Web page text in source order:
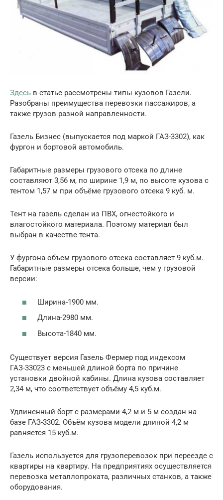
Здесь в статье рассмотрены типы кузовов Газели.
Разобраны преимущества перевозки пассажиров, а
также грузов разной направленности.
Газель Бизнес (выпускается под маркой ГАЗ-3302), как
фургон и бортовой автомобиль.
Габаритные размеры грузового отсека по длине
составляют 3,56 м, по ширине 1,9 м, по высоте кузова с
тентом 1,57 м при объёме грузового отсека 9 куб. м.
Тент на газель сделан из ПВХ, огнестойкого и
влагостойкого материала. Поэтому материал был
выбран в качестве тента.
У фургона объем грузового отсека составляет 9 куб.м.
Габаритные размеры отсека больше, чем у грузовой
версии:
Ширина-1900 мм.
Длина-2980 мм.
Высота-1840 мм.
Существует версия Газель Фермер под индексом
ГАЗ-33023 с меньшей длиной борта по причине
установки двойной кабины. Длина кузова составляет
2,34 м, что соответствует объёму 4,5 куб.м.
Удлиненный борт с размерами 4,2 м и 5 м создан на
базе ГАЗ-3302. Объём кузова модели длиной 4,2 м
равняется 15 куб.м.
Газель используется для грузоперевозок при переезде с
квартиры на квартиру. На предприятиях осуществляется
перевозка металлопроката, различных станков, а также
оборудования.